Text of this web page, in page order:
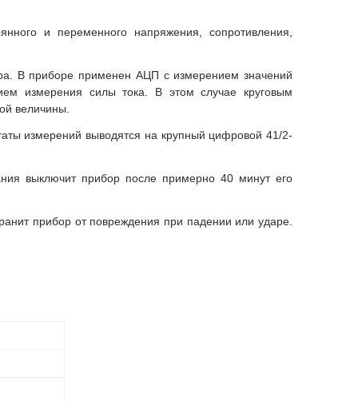
и переменного напряжения, сопротивления,
В приборе применен АЦП с измерением значений
измерения силы тока. В этом случае круговым
величины.
измерений выводятся на крупный цифровой 41/2-
выключит прибор после примерно 40 минут его
прибор от повреждения при падении или ударе.